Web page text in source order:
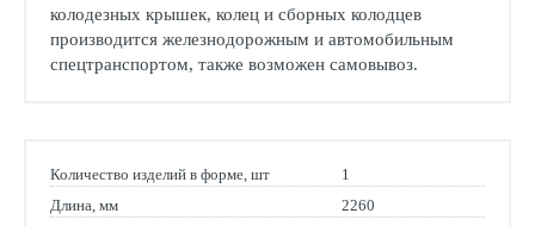
колодезных крышек, колец и сборных колодцев
производится железнодорожным и автомобильным
спецтранспортом, также возможен самовывоз.
Количество изделий в форме, шт
1
Длина, мм
2260